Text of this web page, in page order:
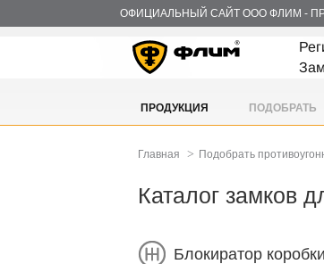
ОФИЦИАЛЬНЫЙ САЙТ ООО ФЛИМ -
ПРОДУКЦИЯ ПОДОБРАТЬ
Главная > Подобрать
Каталог замков
Блокиратор